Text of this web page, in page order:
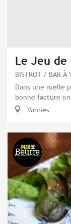
Le Jeu de
BISTROT / BAR À
Dans une ruelle
bonne facture
Vannes